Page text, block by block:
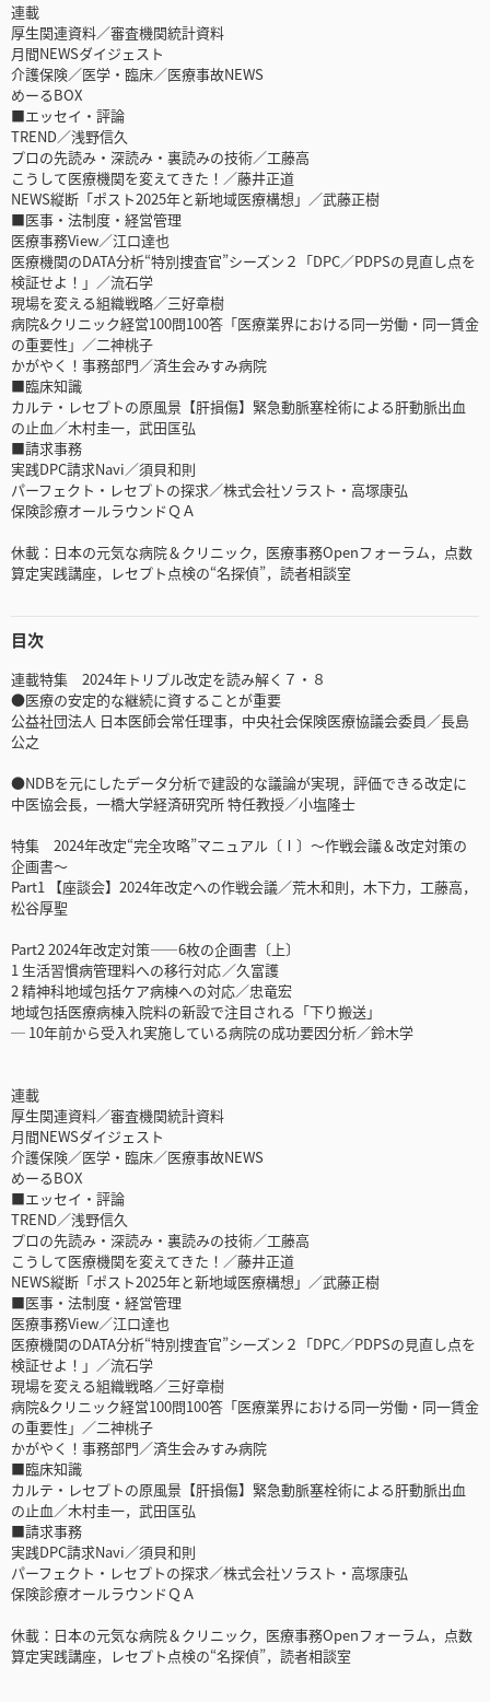
連載
厚生関連資料／審査機関統計資料
月間NEWSダイジェスト
介護保険／医学・臨床／医療事故NEWS
めーるBOX
■エッセイ・評論
TREND／浅野信久
プロの先読み・深読み・裏読みの技術／工藤高
こうして医療機関を変えてきた！／藤井正道
NEWS縦断「ポスト2025年と新地域医療構想」／武藤正樹
■医事・法制度・経営管理
医療事務View／江口達也
医療機関のDATA分析“特別捜査官”シーズン２「DPC／PDPSの見直し点を
検証せよ！」／流石学
現場を変える組織戦略／三好章樹
病院&クリニック経営100問100答「医療業界における同一労働・同一賃金
の重要性」／二神桃子
かがやく！事務部門／済生会みすみ病院
■臨床知識
カルテ・レセプトの原風景【肝損傷】緊急動脈塞栓術による肝動脈出血
の止血／木村圭一，武田匤弘
■請求事務
実践DPC請求Navi／須貝和則
パーフェクト・レセプトの探求／株式会社ソラスト・高塚康弘
保険診療オールラウンドＱＡ
休載：日本の元気な病院＆クリニック，医療事務Openフォーラム，点数
算定実践講座，レセプト点検の“名探偵”，読者相談室
目次
連載特集 2024年トリプル改定を読み解く７・８
●医療の安定的な継続に資することが重要
公益社団法人 日本医師会常任理事，中央社会保険医療協議会委員／長島
公之
●NDBを元にしたデータ分析で建設的な議論が実現，評価できる改定に
中医協会長，一橋大学経済研究所 特任教授／小塩隆士
特集 2024年改定“完全攻略”マニュアル〔Ⅰ〕～作戦会議＆改定対策の
企画書～
Part1 【座談会】2024年改定への作戦会議／荒木和則，木下力，工藤高，
松谷厚聖
Part2 2024年改定対策――6枚の企画書〔上〕
1 生活習慣病管理料への移行対応 ／久富護
2 精神科地域包括ケア病棟への対応／忠竜宏
地域包括医療病棟入院料の新設で注目される「下り搬送」
─ 10年前から受入れ実施している病院の成功要因分析／鈴木学
連載
厚生関連資料／審査機関統計資料
月間NEWSダイジェスト
介護保険／医学・臨床／医療事故NEWS
めーるBOX
■エッセイ・評論
TREND／浅野信久
プロの先読み・深読み・裏読みの技術／工藤高
こうして医療機関を変えてきた！／藤井正道
NEWS縦断「ポスト2025年と新地域医療構想」／武藤正樹
■医事・法制度・経営管理
医療事務View／江口達也
医療機関のDATA分析“特別捜査官”シーズン２「DPC／PDPSの見直し点を
検証せよ！」／流石学
現場を変える組織戦略／三好章樹
病院&クリニック経営100問100答「医療業界における同一労働・同一賃金
の重要性」／二神桃子
かがやく！事務部門／済生会みすみ病院
■臨床知識
カルテ・レセプトの原風景【肝損傷】緊急動脈塞栓術による肝動脈出血
の止血／木村圭一，武田匤弘
■請求事務
実践DPC請求Navi／須貝和則
パーフェクト・レセプトの探求／株式会社ソラスト・高塚康弘
保険診療オールラウンドＱＡ
休載：日本の元気な病院＆クリニック，医療事務Openフォーラム，点数
算定実践講座，レセプト点検の“名探偵”，読者相談室